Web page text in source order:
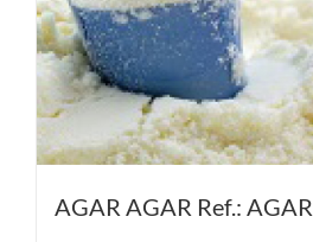
AGAR AGAR Ref.: AGAR